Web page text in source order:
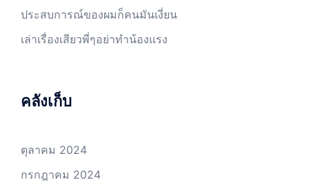
ประสบการณ์ของผมก็คนมันเงี่ยน
เล่าเรื่องเสียวพี่ๆอย่าทำน้องแรง
คลังเก็บ
ตุลาคม 2024
กรกฎาคม 2024